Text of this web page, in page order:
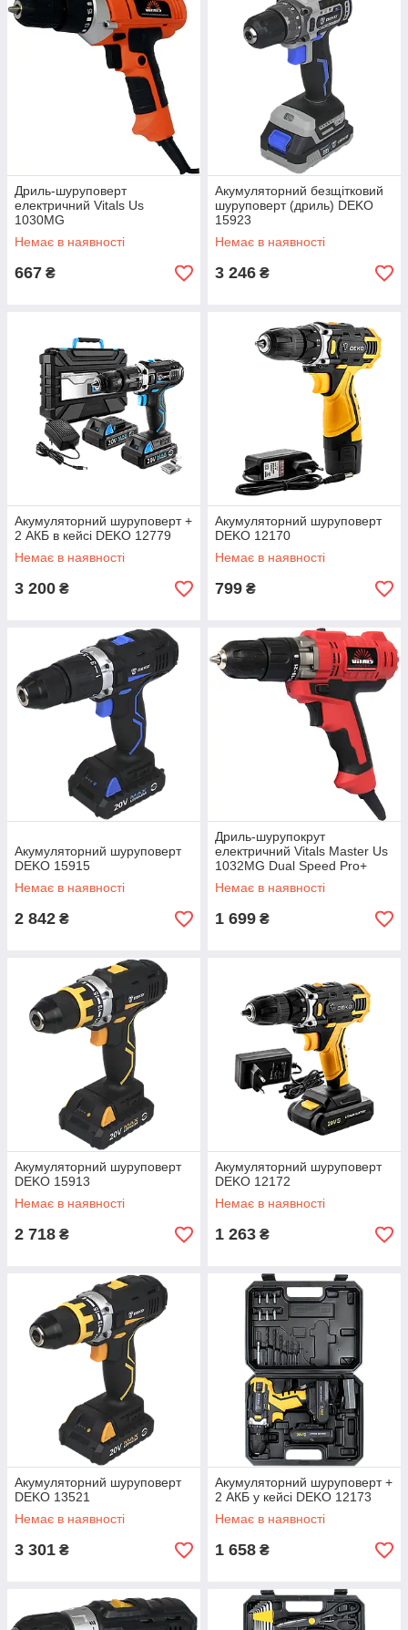
Дриль-шуруповерт
електричний Vitals Us
1030MG
Немає в наявності
667 ₴
Акумуляторний безщітковий
шуруповерт (дриль) DEKO
15923
Немає в наявності
3 246 ₴
Акумуляторний шуруповерт +
2 АКБ в кейсі DEKO 12779
Немає в наявності
3 200 ₴
Акумуляторний шуруповерт
DEKO 12170
Немає в наявності
799 ₴
Акумуляторний шуруповерт
DEKO 15915
Немає в наявності
2 842 ₴
Дриль-шурупокрут
електричний Vitals Master Us
1032MG Dual Speed Pro+
Немає в наявності
1 699 ₴
Акумуляторний шуруповерт
DEKO 15913
Немає в наявності
2 718 ₴
Акумуляторний шуруповерт
DEKO 12172
Немає в наявності
1 263 ₴
Акумуляторний шуруповерт
DEKO 13521
Немає в наявності
3 301 ₴
Акумуляторний шуруповерт +
2 АКБ у кейсі DEKO 12173
Немає в наявності
1 658 ₴